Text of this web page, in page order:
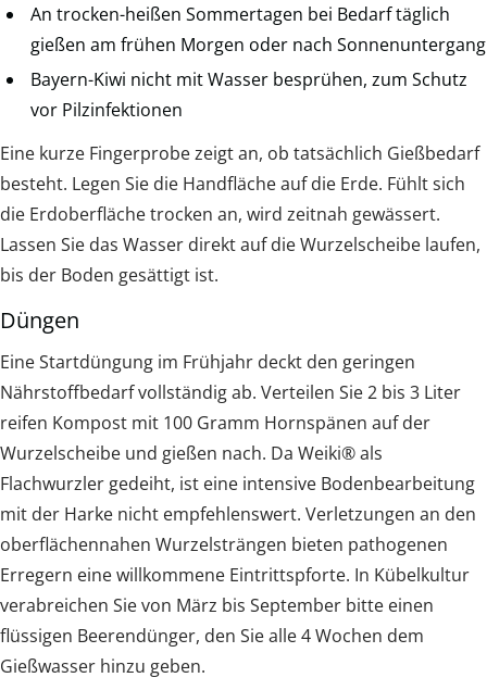
An trocken-heißen Sommertagen bei Bedarf täglich
gießen am frühen Morgen oder nach Sonnenuntergang
Bayern-Kiwi nicht mit Wasser besprühen, zum Schutz
vor Pilzinfektionen
Eine kurze Fingerprobe zeigt an, ob tatsächlich Gießbedarf
besteht. Legen Sie die Handfläche auf die Erde. Fühlt sich
die Erdoberfläche trocken an, wird zeitnah gewässert.
Lassen Sie das Wasser direkt auf die Wurzelscheibe laufen,
bis der Boden gesättigt ist.
Düngen
Eine Startdüngung im Frühjahr deckt den geringen
Nährstoffbedarf vollständig ab. Verteilen Sie 2 bis 3 Liter
reifen Kompost mit 100 Gramm Hornspänen auf der
Wurzelscheibe und gießen nach. Da Weiki® als
Flachwurzler gedeiht, ist eine intensive Bodenbearbeitung
mit der Harke nicht empfehlenswert. Verletzungen an den
oberflächennahen Wurzelsträngen bieten pathogenen
Erregern eine willkommene Eintrittspforte. In Kübelkultur
verabreichen Sie von März bis September bitte einen
flüssigen Beerendünger, den Sie alle 4 Wochen dem
Gießwasser hinzu geben.